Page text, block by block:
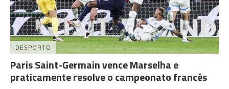
DESPORTO
Paris Saint-Germain vence Marselha e
praticamente resolve o campeonato francês